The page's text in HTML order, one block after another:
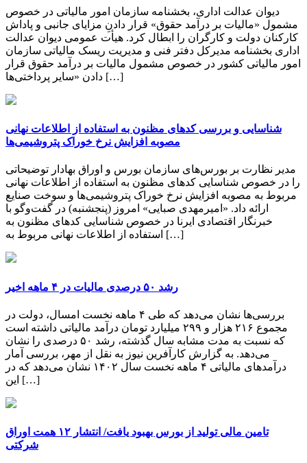
دیوان عدالت اداری، بخشنامه سازمان امور مالیاتی در خصوص
مشمول «مالیات بر درآمد حقوق» قرار دادنِ مزایای جانبی و پاداش
کارکنان دولت و کارگران را ابطال کرد. هیأت عمومی دیوان عدالت
اداری بخشنامه مدیرکل دفتر فنی و مدیریت ریسک مالیاتی سازمان
امور مالیاتی کشور در خصوص مشمول مالیات بر درآمد حقوق قرار
دادن «سایر پرداختی‌ها […]
شناسایی و بررسی کدهای مظنون به استفاده از اطلاعات نهانی
مصوبه افزایش نرخ خوراک پتروشیمی‌ها
مدیر نظارت بر بورس‌های سازمان بورس و اوراق بهادار توضیحاتی
را در خصوص شناسایی کدهای مظنون به استفاده از اطلاعات نهانی
مربوط به مصوبه افزایش نرخ خوراک پتروشیمی‌ها و سوخت صنایع
ارائه داد. «امیرمهدی صبایی» امروز (پنجشنبه) در گفت‌وگو با
خبرنگار اقتصادی ایرنا در خصوص شناسایی کدهای مظنون به
استفاده از اطلاعات نهانی مربوط به […]
رشد ۵۰ درصدی مالیات در ۴ ماهه اخیر
بررسی‌ها نشان می‌دهد که طی ۴ ماهه نخست امسال، دولت در
مجموع ۲۱۶ هزار و ۲۹۹ میلیارد تومان درآمد مالیاتی داشته است
که نسبت به مدت مشابه سال گذشته، رشد ۵۰ درصدی را نشان
می‌دهد. به گزارش کارآفرین نیوز به نقل از مهر، بررسی آمار
درآمدهای مالیاتی ۴ ماهه نخست سال ۱۴۰۲ نشان می‌دهد که در
این […]
تامین مالی تولید از بورس بهبود یافت/ انتشار ۱۲ همت اوراق
شرکتی